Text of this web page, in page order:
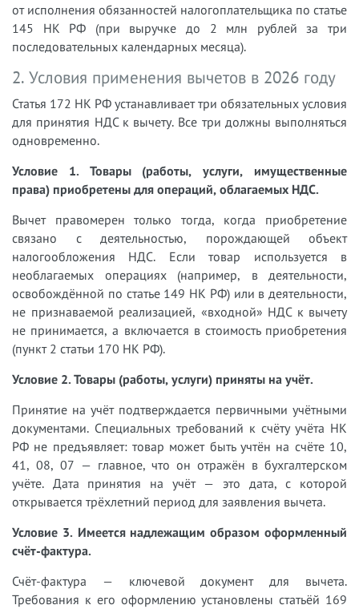
от исполнения обязанностей налогоплательщика по статье
145 НК РФ (при выручке до 2 млн рублей за три
последовательных календарных месяца).
2. Условия применения вычетов в 2026 году
Статья 172 НК РФ устанавливает три обязательных условия
для принятия НДС к вычету. Все три должны выполняться
одновременно.
Условие 1. Товары (работы, услуги, имущественные
права) приобретены для операций, облагаемых НДС.
Вычет правомерен только тогда, когда приобретение
связано с деятельностью, порождающей объект
налогообложения НДС. Если товар используется в
необлагаемых операциях (например, в деятельности,
освобождённой по статье 149 НК РФ) или в деятельности,
не признаваемой реализацией, «входной» НДС к вычету
не принимается, а включается в стоимость приобретения
(пункт 2 статьи 170 НК РФ).
Условие 2. Товары (работы, услуги) приняты на учёт.
Принятие на учёт подтверждается первичными учётными
документами. Специальных требований к счёту учёта НК
РФ не предъявляет: товар может быть учтён на счёте 10,
41, 08, 07 — главное, что он отражён в бухгалтерском
учёте. Дата принятия на учёт — это дата, с которой
открывается трёхлетний период для заявления вычета.
Условие 3. Имеется надлежащим образом оформленный
счёт-фактура.
Счёт-фактура — ключевой документ для вычета.
Требования к его оформлению установлены статьёй 169